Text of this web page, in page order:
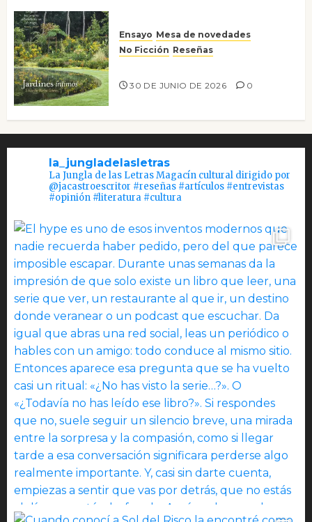
Ensayo Mesa de novedades
No Ficción Reseñas
30 DE JUNIO DE 2026 0
la_jungladelasletras
La Jungla de las Letras Magacín cultural dirigido por
@jacastroescritor #reseñas #artículos #entrevistas
#opinión #literatura #cultura